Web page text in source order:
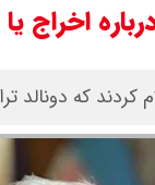
اخراج
کردند که